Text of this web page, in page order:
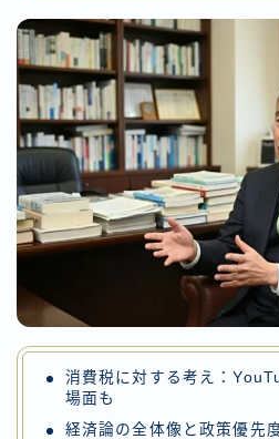
消費税に対する考え：
場面も
経済論の全体像と政策優先